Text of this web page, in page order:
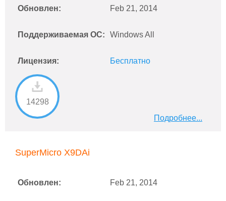
Обновлен: Feb 21, 2014
Поддерживаемая ОС: Windows All
Лицензия: Бесплатно
14298
Подробнее...
SuperMicro X9DAi
Обновлен: Feb 21, 2014